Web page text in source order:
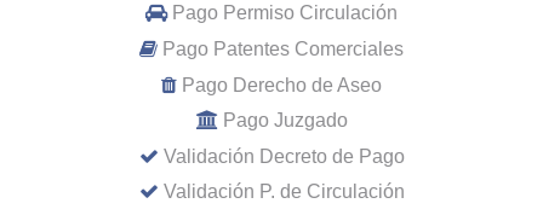
Pago Permiso Circulación
Pago Patentes Comerciales
Pago Derecho de Aseo
Pago Juzgado
Validación Decreto de Pago
Validación P. de Circulación